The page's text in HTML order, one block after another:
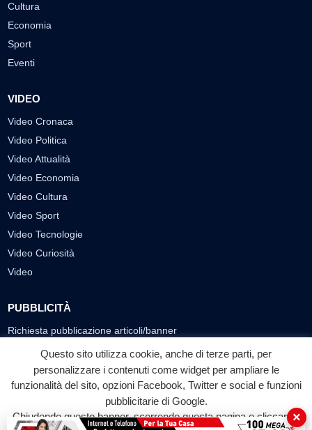
Cultura
Economia
Sport
Eventi
VIDEO
Video Cronaca
Video Politica
Video Attualità
Video Economia
Video Cultura
Video Sport
Video Tecnologie
Video Curiosità
Video
PUBBLICITÀ
Richiesta pubblicazione articoli/banner
SEGUICI SUI SOCIAL
f
Facebook
◎ ▶
YouTube
Questo sito utilizza cookie, anche di terze parti, per
personalizzare i contenuti come widget per ampliare le
funzionalità del sito, opzioni Facebook, Twitter e social e funzioni
pubblicitarie di Google.
Chiudendo questo banner, scorrendo questa pagina o cliccando
×